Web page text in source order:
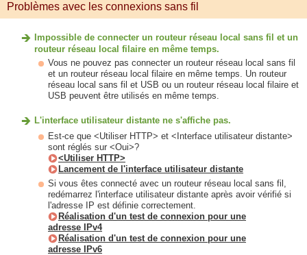
Problèmes avec les connexions sans fil
Impossible de connecter un routeur réseau local sans fil et un
routeur réseau local filaire en même temps.
Vous ne pouvez pas connecter un routeur réseau local sans fil
et un routeur réseau local filaire en même temps. Un routeur
réseau local sans fil et USB ou un routeur réseau local filaire et
USB peuvent être utilisés en même temps.
L'interface utilisateur distante ne s'affiche pas.
Est-ce que <Utiliser HTTP> et <Interface utilisateur distante>
sont réglés sur <Oui>?
<Utiliser HTTP>
Lancement de l'interface utilisateur distante
Si vous êtes connecté avec un routeur réseau local sans fil,
redémarrez l'interface utilisateur distante après avoir vérifié si
l'adresse IP est définie correctement.
Réalisation d'un test de connexion pour une
adresse IPv4
Réalisation d'un test de connexion pour une
adresse IPv6